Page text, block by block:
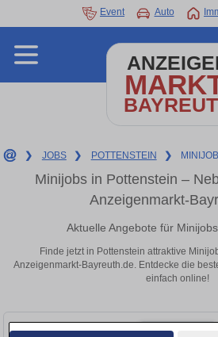
Event Auto
❯ JOBS ❯ POTTENSTEIN ❯
Minijobs in Pottenstein –
Anzeigenmarkt-
Aktuelle Angebote für
Finde jetzt in Pottenstein attraktive
Anzeigenmarkt-Bayreuth.de. Entdecke die
einfach online!